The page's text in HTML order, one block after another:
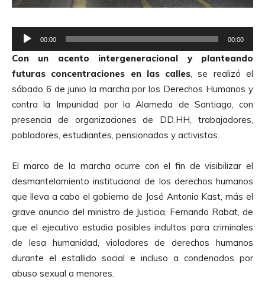
e
p
r
o
d
u
c
o
r
d
e
A
u
d
i
00:00 00:00
Con un acento intergeneracional y planteando
futuras concentraciones en las calles , se realizó el
sábado 6 de junio la marcha por los Derechos Humanos y
contra la Impunidad por la Alameda de Santiago, con
presencia de organizaciones de DD.HH, trabajadores,
pobladores, estudiantes, pensionados y activistas.
El marco de la marcha ocurre con el fin de visibilizar el
desmantelamiento institucional de los derechos humanos
que lleva a cabo el gobierno de José Antonio Kast, más el
grave anuncio del ministro de Justicia, Fernando Rabat, de
que el ejecutivo estudia posibles indultos para criminales
de lesa humanidad, violadores de derechos humanos
durante el estallido social e incluso a condenados por
abuso sexual a menores.